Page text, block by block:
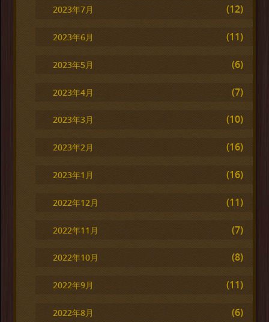
2023年7月 (12)
2023年6月 (11)
2023年5月 (6)
2023年4月 (7)
2023年3月 (10)
2023年2月 (16)
2023年1月 (16)
2022年12月 (11)
2022年11月 (7)
2022年10月 (8)
2022年9月 (11)
2022年8月 (6)